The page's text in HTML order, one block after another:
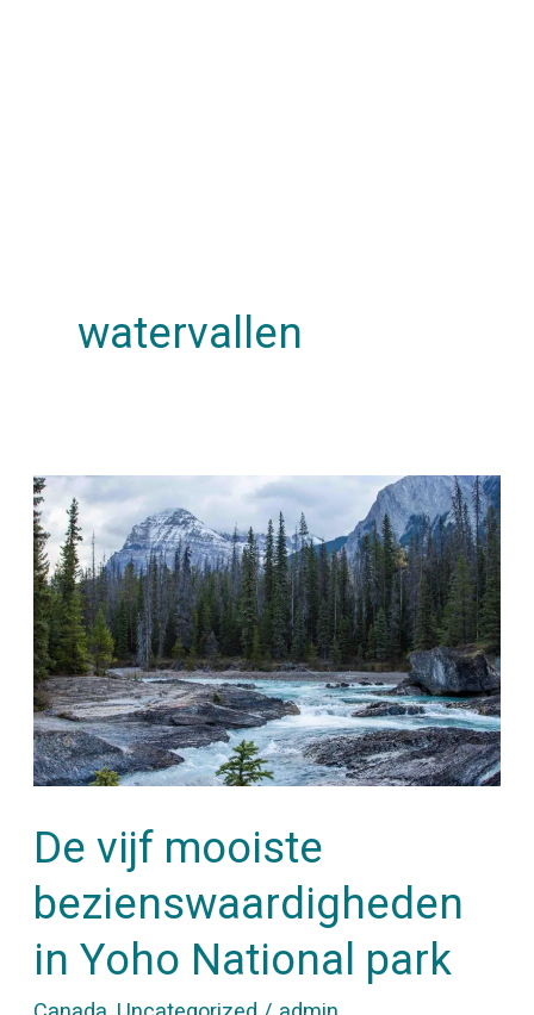
watervallen
De vijf mooiste
bezienswaardigheden
in Yoho National park
De
vijf
mooiste
bezienswaardigheden
in
Yoho
National
park